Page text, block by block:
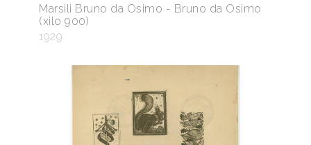
Marsili Bruno da Osimo - Bruno da Osimo
(xilo 900)
1929